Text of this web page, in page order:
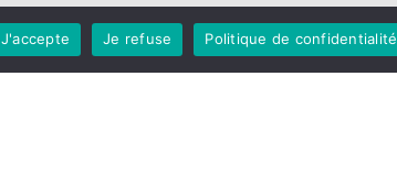
J'accepte Je refuse Politique de confidentialité